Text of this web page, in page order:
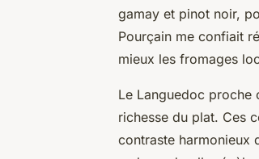
gamay et pinot noir,
Pourçain me confiait
mieux les fromages
Le Languedoc proche
richesse du plat. Ces
contraste harmonieux